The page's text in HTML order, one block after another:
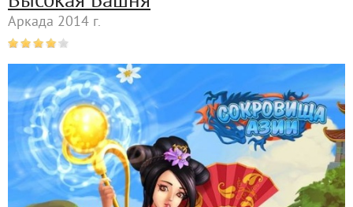
Аркада 2014 г.